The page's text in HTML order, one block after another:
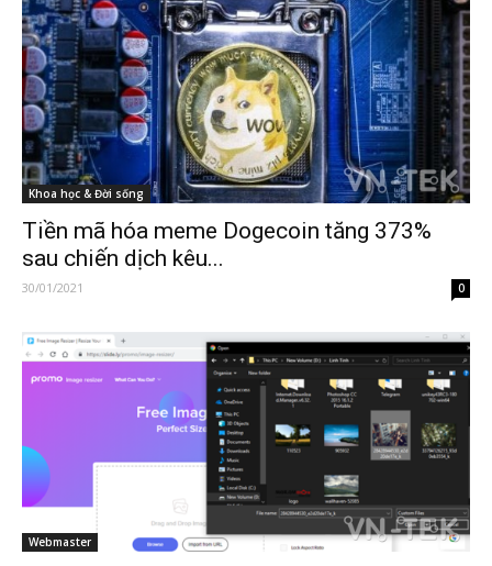
Khoa học & Đời sống
Tiền mã hóa meme Dogecoin tăng 373%
sau chiến dịch kêu...
30/01/2021 0
Webmaster